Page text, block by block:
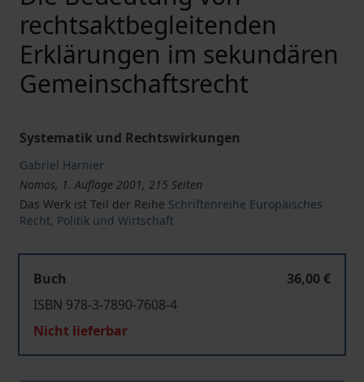
rechtsaktbegleitenden
Erklärungen im sekundären
Gemeinschaftsrecht
Systematik und Rechtswirkungen
Gabriel Harnier
Nomos, 1. Auflage 2001, 215 Seiten
Das Werk ist Teil der Reihe Schriftenreihe Europäisches
Recht, Politik und Wirtschaft
Buch
36,00 €
ISBN 978-3-7890-7608-4
Nicht lieferbar